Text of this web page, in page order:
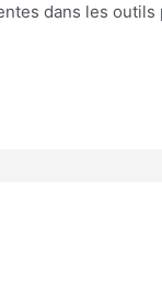
dans les outils